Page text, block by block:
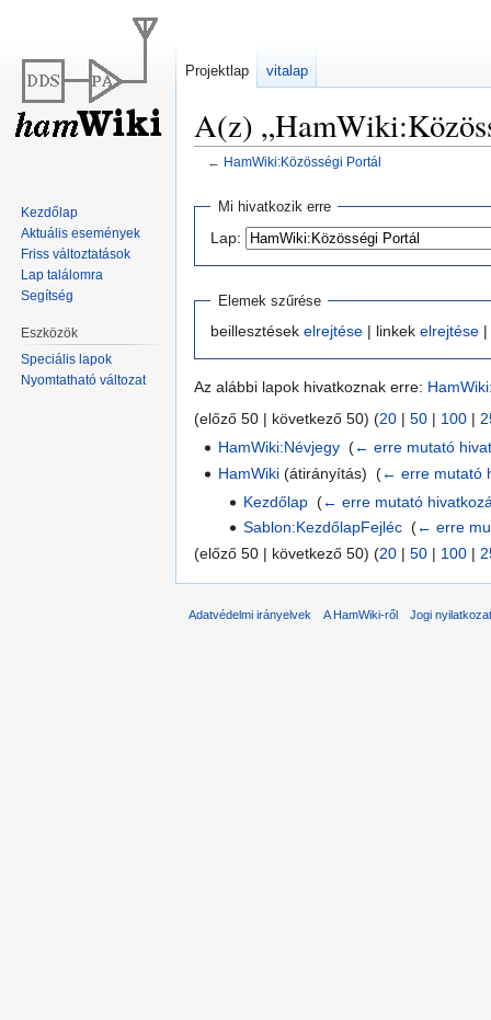
A(z)
← HamWiki:Közösségi Portál
Ugrás
navigációhoz
Ugrás
kereséshez
Mi hivatkozik erre
Lap:
Elemek szűrése
beillesztések elrejtése | linkek elrejtése
Az alábbi lapok hivatkoznak erre:
(előző 50 | következő 50) (20 | 50 | 100 |
HamWiki:Névjegy ‎(← erre mutató
HamWiki (átirányítás) ‎(← erre mutató
Kezdőlap‎ (← erre mutató
Sablon:KezdőlapFejléc‎ (← erre
(előző 50 | következő 50) (20 | 50 | 100 |
Projektlap vitalap
Kezdőlap
Aktuális események
Friss változtatások
Lap találomra
Segítség
Eszközök
Speciális lapok
Nyomtatható változat
Adatvédelmi irányelvek A HamWiki-ről Jogi